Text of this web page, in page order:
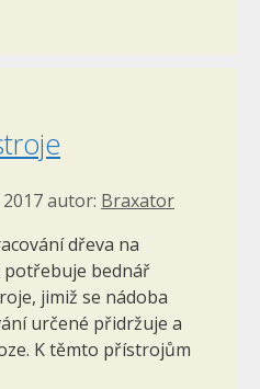
autor: Braxator
dřeva na
potře­buje bednář
jimiž se nádoba
určené přidržuje a
K těmto přístrojům